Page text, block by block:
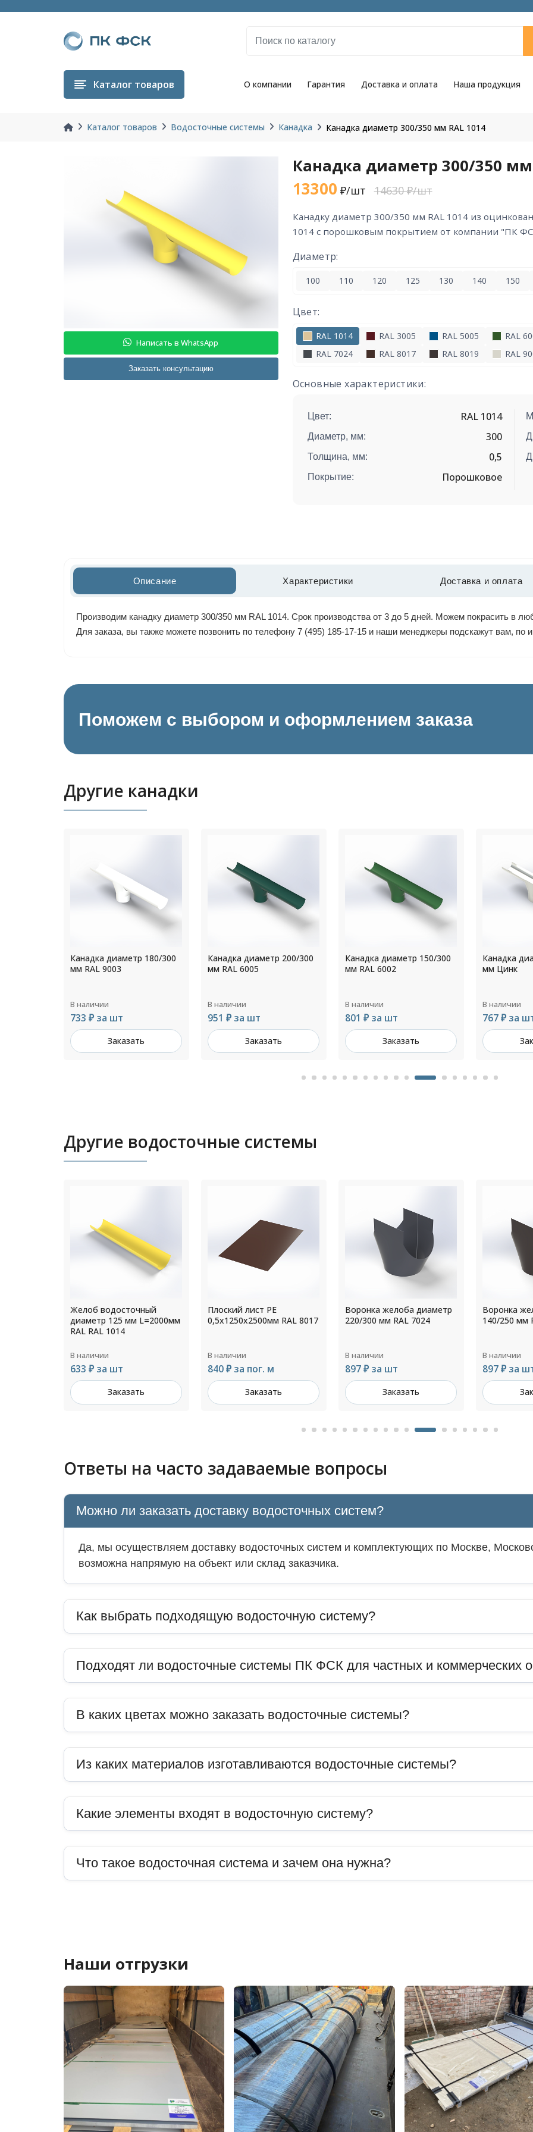
Каталог товаров О компании Гарантия Доставка и оплата Наша продукция
Каталог товаров Водосточные системы Канадка Канадка диаметр 300/350 мм RAL 1014
Написать в WhatsApp
Заказать консультацию
Канадка диаметр 300/350 мм
13300 ₽/шт 14630 ₽/шт
канадку диаметр 300/350 мм RAL 1014 из оцинкованной стали цвета RAL
1014 с порошковым покрытием от компании "ПК
Диаметр:
100 110 120 125 130 140 150
Цвет:
RAL 1014 RAL 3005 RAL 5005 RAL
RAL 7024
RAL 8017 RAL 8019 RAL
Основные характеристики:
Цвет: RAL 1014
Диаметр, мм: 300
Толщина, мм: 0,5
Покрытие: Порошковое
Описание Характеристики Доставка и оплата
Производим канадку диаметр 300/350 мм RAL 1014. Срок производства от 3 до 5 дней. Можем покрасить в
Для заказа, вы также можете позвонить по телефону 7 (495) 185-17-15 и наши менеджеры подскажут вам, по
Поможем с выбором и оформлением заказа
Другие канадки
Канадка диаметр 200/300
мм RAL 6005
В наличии
951 ₽ за шт
Заказать
Канадка диаметр 150/300
мм RAL 6002
В наличии
801 ₽ за шт
Заказать
Канадка диаметр 216/300
мм Цинк
В наличии
767 ₽ за шт
Заказать
Канадка
мм RAL 9003
В наличии
1 039 ₽ за
Другие водосточные системы
Плоский лист РЕ
0,5х1250х2500мм RAL 8017
В наличии
840 ₽ за пог. м
Заказать
Воронка желоба диаметр
220/300 мм RAL 7024
В наличии
897 ₽ за шт
Заказать
Воронка желоба диаметр
140/250 мм RAL 8019
В наличии
897 ₽ за шт
Заказать
Воронка
125/250 мм
В наличии
788 ₽ за
Ответы на часто задаваемые вопросы
Можно ли заказать доставку водосточных систем?
Да, мы осуществляем доставку водосточных систем и комплектующих по Москве,
возможна напрямую на объект или склад заказчика.
Как выбрать подходящую водосточную систему?
Подходят ли водосточные системы ПК ФСК для частных и коммерческих
В каких цветах можно заказать водосточные системы?
Из каких материалов изготавливаются водосточные системы?
Какие элементы входят в водосточную систему?
Что такое водосточная система и зачем она нужна?
Наши отгрузки